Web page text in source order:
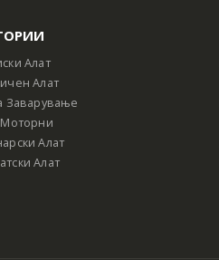
Алат
Алат
Заварување
Моторни
Алат
Алат